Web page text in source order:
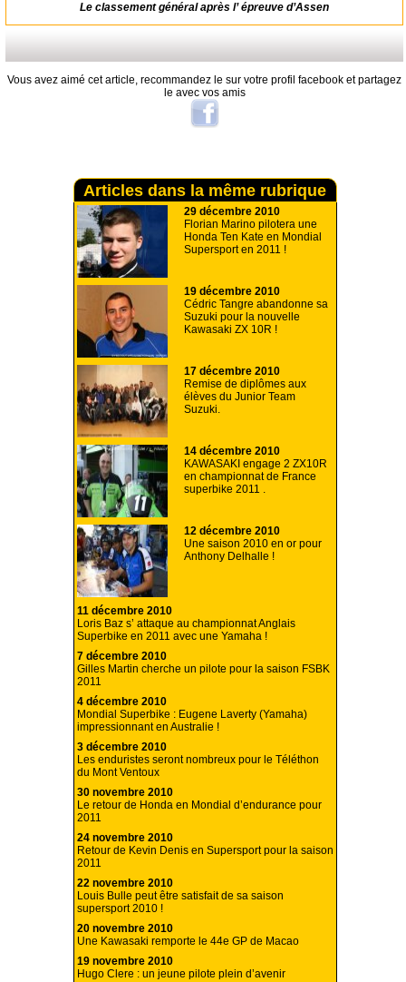
Le classement général après l’ épreuve d’Assen
Vous avez aimé cet article, recommandez le sur votre profil facebook et partagez
le avec vos amis
Articles dans la même rubrique
29 décembre 2010
Florian Marino pilotera une
Honda Ten Kate en Mondial
Supersport en 2011 !
19 décembre 2010
Cédric Tangre abandonne sa
Suzuki pour la nouvelle
Kawasaki ZX 10R !
17 décembre 2010
Remise de diplômes aux
élèves du Junior Team
Suzuki.
14 décembre 2010
KAWASAKI engage 2 ZX10R
en championnat de France
superbike 2011 .
12 décembre 2010
Une saison 2010 en or pour
Anthony Delhalle !
11 décembre 2010
Loris Baz s’ attaque au championnat Anglais
Superbike en 2011 avec une Yamaha !
7 décembre 2010
Gilles Martin cherche un pilote pour la saison FSBK
2011
4 décembre 2010
Mondial Superbike : Eugene Laverty (Yamaha)
impressionnant en Australie !
3 décembre 2010
Les enduristes seront nombreux pour le Téléthon
du Mont Ventoux
30 novembre 2010
Le retour de Honda en Mondial d’endurance pour
2011
24 novembre 2010
Retour de Kevin Denis en Supersport pour la saison
2011
22 novembre 2010
Louis Bulle peut être satisfait de sa saison
supersport 2010 !
20 novembre 2010
Une Kawasaki remporte le 44e GP de Macao
19 novembre 2010
Hugo Clere : un jeune pilote plein d’avenir